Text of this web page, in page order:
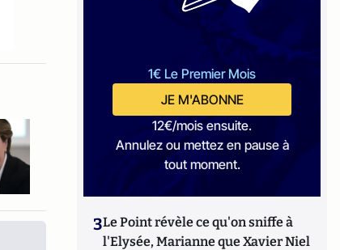
1€ Le Premier Mois
JE M'ABONNE
12€/mois ensuite.
Annulez ou mettez en pause à
tout moment.
3Le Point révèle ce qu'on sniffe à
l'Elysée, Marianne que Xavier Niel